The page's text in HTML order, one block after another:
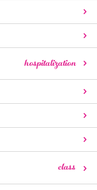
hospitalization
class